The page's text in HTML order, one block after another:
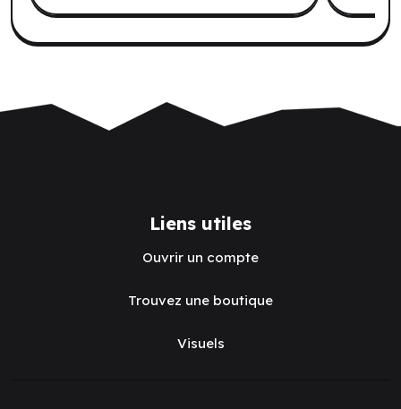
Liens utiles
Ouvrir un compte
Trouvez une boutique
Visuels